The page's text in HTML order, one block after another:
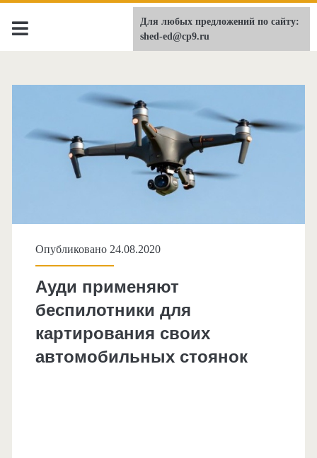
shed-ed.ru
Опубликовано 24.08.2020
Ауди применяют
беспилотники для
картирования своих
автомобильных стоянок
Для любых предложений по сайту:
shed-ed@cp9.ru